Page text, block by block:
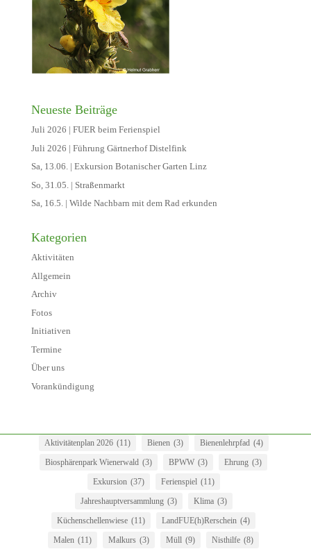
Neueste Beiträge
Juli 2026 | FUER beim Ferienspiel
Juli 2026 | Führung Gärtnerhof Distelfink
Sa, 13.06. | Exkursion Botanischer Garten Linz
So, 31.05. | Straßenmarkt
Sa, 16.5. | Wilde Nachbarn mit dem Rad erkunden
Kategorien
Aktivitäten
Allgemein
Archiv
Fotos
Initiativen
Termine
Über uns
Vorankündigung
Aktivitätenplan 2026 (11) Bienen (3) Bienenlehrpfad (4)
Biosphärenpark Wienerwald (3) BPWW (3) Ehrung (3)
Exkursion (37) Ferienspiel (11)
Jahreshauptversammlung (3) Klima (3)
Küchenschellenwiese (11) LandFUE(h)Rerschein (4)
Malen (11) Malkurs (3) Müll (9) Nisthilfe (8)